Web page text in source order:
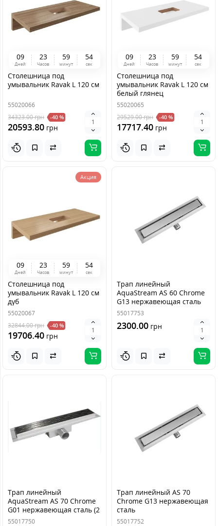
09
Дней
23
Часов
59
минут
54
сек
Столешница под
умывальник Ravak L 120 см
55020066
34323.00грн -40 %
20593.80 грн
09
Дней
23
Часов
59
минут
54
сек
Столешница под
умывальник Ravak L 120 см
белый глянец
55020065
29529.00грн -40 %
17717.40 грн
Акция
09
Дней
23
Часов
59
минут
54
сек
Столешница под
умывальник Ravak L 120 см
дуб
55020067
32844.00грн -40 %
19706.40 грн
Трап линейный
AquaStream AS 60 Chrome
G13 нержавеющая сталь
55017753
2300.00 грн
Трап линейный
AquaStream AS 70 Chrome
G01 нержавеющая сталь (2
в 1)
55017750
Трап линейный AS 70
Chrome G13 нержавеющая
сталь
55017752